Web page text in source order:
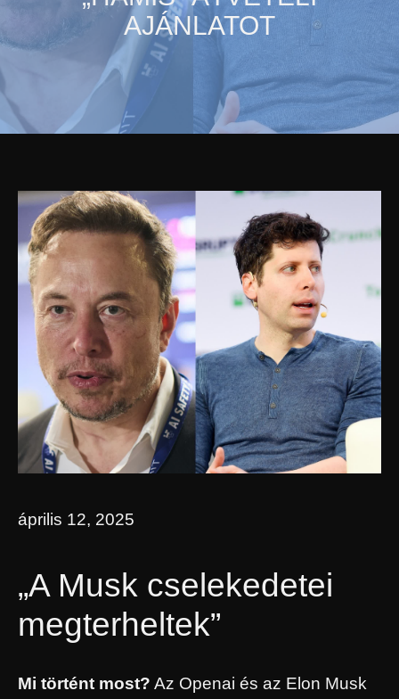
AJÁNLATOT
április 12, 2025
„A Musk cselekedetei
megterheltek”
Mi történt most? Az Openai és az Elon Musk